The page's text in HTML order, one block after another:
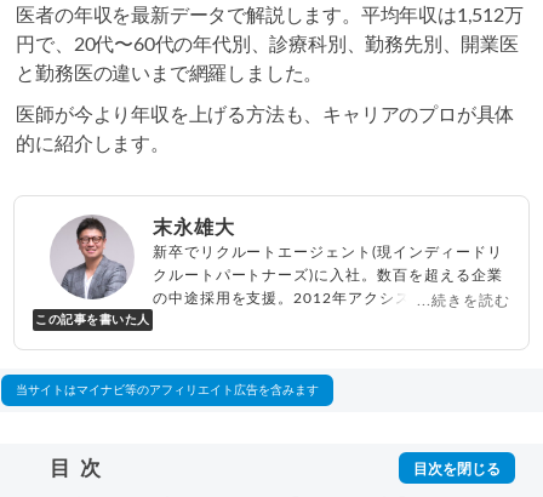
医者の年収を最新データで解説します。平均年収は1,512万
円で、20代〜60代の年代別、診療科別、勤務先別、開業医
と勤務医の違いまで網羅しました。
医師が今より年収を上げる方法も、キャリアのプロが具体
的に紹介します。
この記事を書いた人
末永雄大
新卒でリクルートエージェント(現インディードリ
クルートパートナーズ)に入社。数百を超える企業
の中途採用を支援。2012年アクシス(株)設立、代
べらない転職エージェント
...続きを読む
当サイトはマイナビ等のアフィリエイト広告を含みます
目次